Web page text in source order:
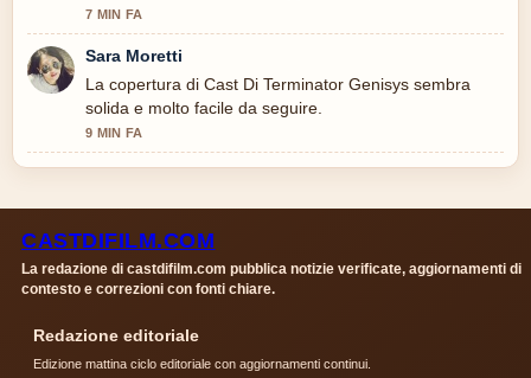
7 MIN FA
Sara Moretti
La copertura di Cast Di Terminator Genisys sembra
solida e molto facile da seguire.
9 MIN FA
CASTDIFILM.COM
La redazione di castdifilm.com pubblica notizie verificate, aggiornamenti di
contesto e correzioni con fonti chiare.
Redazione editoriale
Edizione mattina ciclo editoriale con aggiornamenti continui.